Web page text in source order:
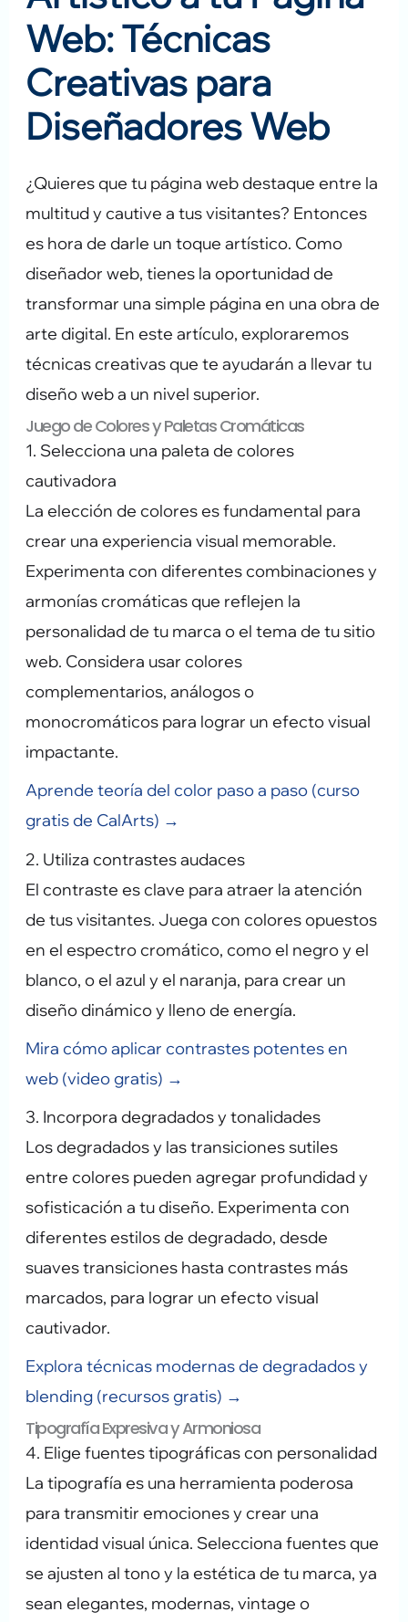
Web: Técnicas
Creativas para
Diseñadores Web
¿Quieres que tu página web destaque entre la
multitud y cautive a tus visitantes? Entonces
es hora de darle un toque artístico. Como
diseñador web, tienes la oportunidad de
transformar una simple página en una obra de
arte digital. En este artículo, exploraremos
técnicas creativas que te ayudarán a llevar tu
diseño web a un nivel superior.
Juego de Colores y Paletas Cromáticas
1. Selecciona una paleta de colores
cautivadora
La elección de colores es fundamental para
crear una experiencia visual memorable.
Experimenta con diferentes combinaciones y
armonías cromáticas que reflejen la
personalidad de tu marca o el tema de tu sitio
web. Considera usar colores
complementarios, análogos o
monocromáticos para lograr un efecto visual
impactante.
Aprende teoría del color paso a paso (curso
gratis de CalArts) →
2. Utiliza contrastes audaces
El contraste es clave para atraer la atención
de tus visitantes. Juega con colores opuestos
en el espectro cromático, como el negro y el
blanco, o el azul y el naranja, para crear un
diseño dinámico y lleno de energía.
Mira cómo aplicar contrastes potentes en
web (video gratis) →
3. Incorpora degradados y tonalidades
Los degradados y las transiciones sutiles
entre colores pueden agregar profundidad y
sofisticación a tu diseño. Experimenta con
diferentes estilos de degradado, desde
suaves transiciones hasta contrastes más
marcados, para lograr un efecto visual
cautivador.
Explora técnicas modernas de degradados y
blending (recursos gratis) →
Tipografía Expresiva y Armoniosa
4. Elige fuentes tipográficas con personalidad
La tipografía es una herramienta poderosa
para transmitir emociones y crear una
identidad visual única. Selecciona fuentes que
se ajusten al tono y la estética de tu marca, ya
sean elegantes, modernas, vintage o